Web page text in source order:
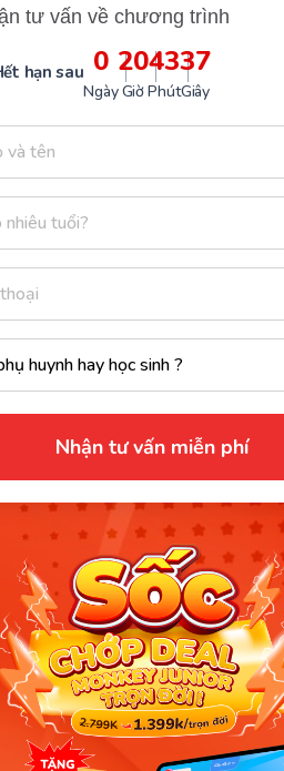
tư vấn về chương trình
hạn sau 0
Ngày
20
Giờ
43
Phút
35
Giây
Nhận tư vấn miễn phí
số điều sau đây:
học tích cực:Bạn cần phải
học tập thoải mái và vui
gia một cách tự nhiên.
hoạt động nhóm, và các tài
để giữ cho trẻ hứng thú và
gia của trẻ.
pháp học:
giảng dạy khác nhau để
bị nhàm chán khi học tiếng
có thể bao gồm nghe, nói,
triển tất cả các kỹ năng
trong thực tế:Khuyến
tiếng Anh trong các hoạt
Cung cấp cho trẻ những cơ
dụng ngôn ngữ, chẳng hạn
tiếng Anh khi đặt câu hỏi,
tả các đồ vật xung quanh.
lệ:Trẻ 6 tuổi đang học
phát triển ngôn ngữ và trí tuệ
kiên nhẫn, khích lệ và tạo
Đặt mục tiêu hợp lý và